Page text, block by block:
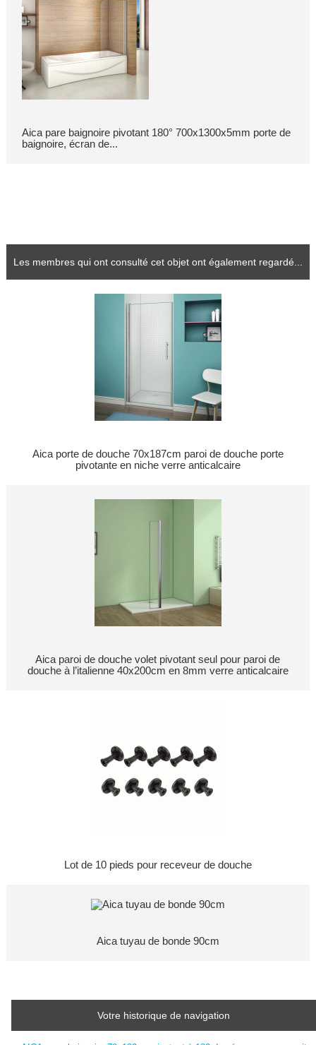
Aica pare baignoire pivotant 180° 700x1300x5mm porte de
baignoire, écran de...
Les membres qui ont consulté cet objet ont également regardé...
Aica porte de douche 70x187cm paroi de douche porte
pivotante en niche verre anticalcaire
Aica paroi de douche volet pivotant seul pour paroi de
douche à l’italienne 40x200cm en 8mm verre anticalcaire
Lot de 10 pieds pour receveur de douche
Aica tuyau de bonde 90cm
Votre historique de navigation